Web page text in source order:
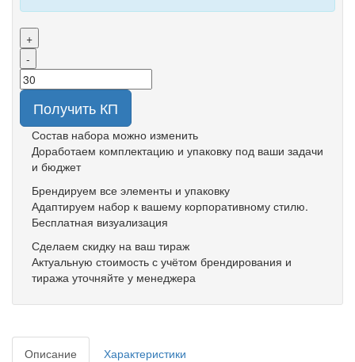
+
-
Получить КП
Состав набора можно изменить
Доработаем комплектацию и упаковку под ваши задачи
и бюджет
Брендируем все элементы и упаковку
Адаптируем набор к вашему корпоративному стилю.
Бесплатная визуализация
Сделаем скидку на ваш тираж
Актуальную стоимость с учётом брендирования и
тиража уточняйте у менеджера
Описание
Характеристики